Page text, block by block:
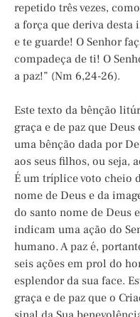
repetido três vezes,
a força que deriva desta
e te guarde! O Senhor
compadeça de ti! O
a paz!” (Nm 6,24-26).
Este texto da bênção
graça e de paz que
uma bênção dada por
aos seus filhos, ou seja,
É um tríplice voto cheio
nome de Deus e da
do santo nome de Deus
indicam uma ação do
humano. A paz é,
seis ações em prol do
esplendor da sua face.
graça e de paz que o